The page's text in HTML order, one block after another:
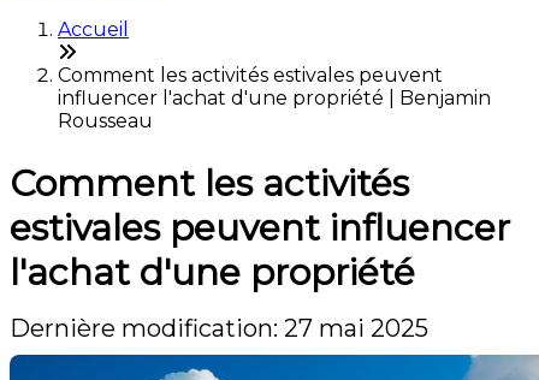
Accueil
Comment les activités estivales peuvent
influencer l'achat d'une propriété | Benjamin
Rousseau
Comment les activités
estivales peuvent influencer
l'achat d'une propriété
Dernière modification: 27 mai 2025